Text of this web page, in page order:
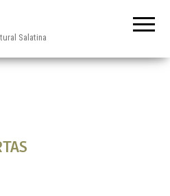
Salatina